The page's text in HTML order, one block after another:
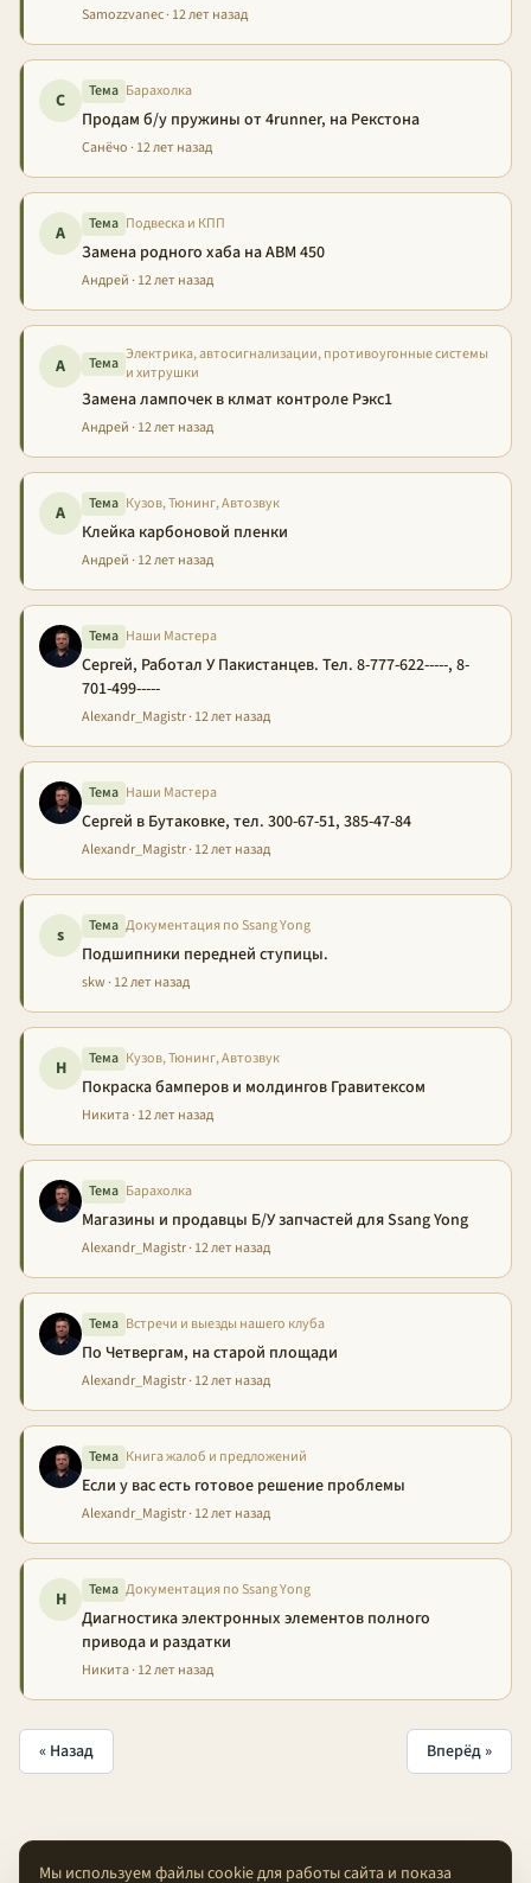
Samozzvanec · 12 лет назад
С Тема Барахолка
Продам б/у пружины от 4runner, на Рекстона
Санёчо · 12 лет назад
А Тема Подвеска и КПП
Замена родного хаба на АВМ 450
Андрей · 12 лет назад
А Тема Электрика, автосигнализации, противоугонные системы
и хитрушки
Замена лампочек в клмат контроле Рэкс1
Андрей · 12 лет назад
А Тема Кузов, Тюнинг, Автозвук
Клейка карбоновой пленки
Андрей · 12 лет назад
Тема Наши Мастера
Сергей, Работал У Пакистанцев. Тел. 8-777-622-----, 8-
701-499-----
Alexandr_Magistr · 12 лет назад
Тема Наши Мастера
Сергей в Бутаковке, тел. 300-67-51, 385-47-84
Alexandr_Magistr · 12 лет назад
s Тема Документация по Ssang Yong
Подшипники передней ступицы.
skw · 12 лет назад
Н Тема Кузов, Тюнинг, Автозвук
Покраска бамперов и молдингов Гравитексом
Никита · 12 лет назад
Тема Барахолка
Магазины и продавцы Б/У запчастей для Ssang Yong
Alexandr_Magistr · 12 лет назад
Тема Встречи и выезды нашего клуба
По Четвергам, на старой площади
Alexandr_Magistr · 12 лет назад
Тема Книга жалоб и предложений
Если у вас есть готовое решение проблемы
Alexandr_Magistr · 12 лет назад
Н Тема Документация по Ssang Yong
Диагностика электронных элементов полного
привода и раздатки
Никита · 12 лет назад
« Назад Вперёд »
Мы используем файлы cookie для работы сайта и показа